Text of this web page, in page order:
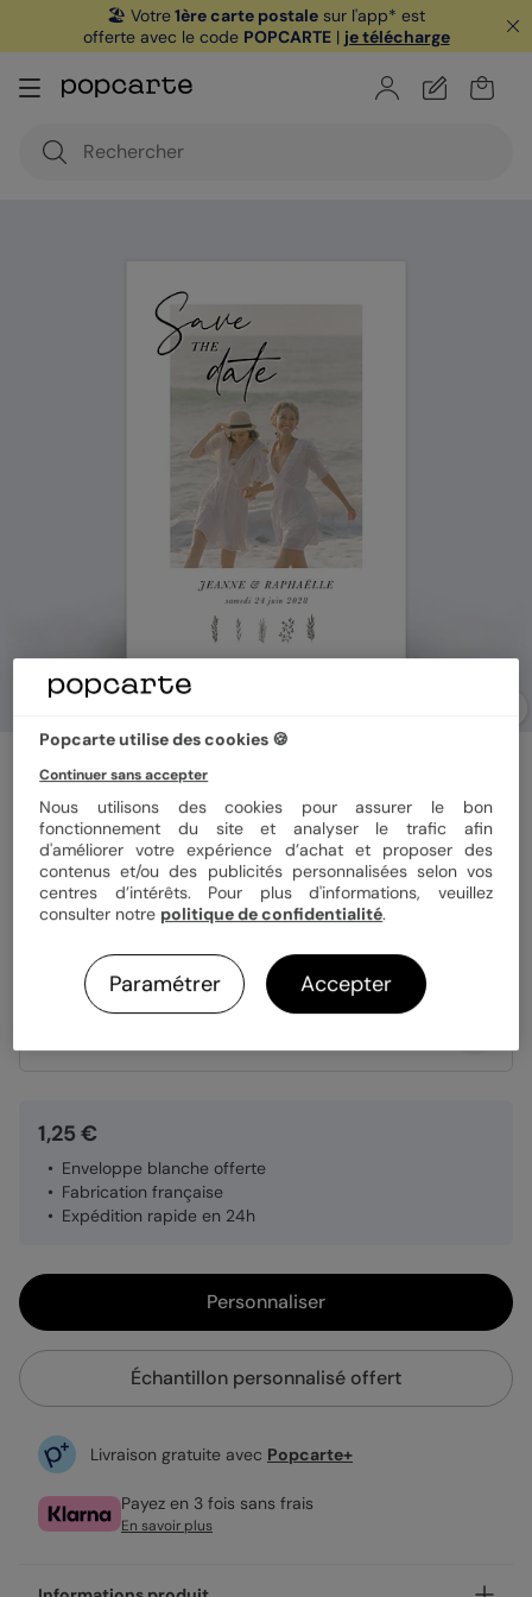
🏖️ Votre1ère carte postale sur l'app* est
offerte avec le code POPCARTE| je télécharge
Petit Herbier
Format 10x15 cm
Papier Papier Satiné
1,25 €
Enveloppe blanche offerte
Fabrication française
Expédition rapide en 24h
Personnaliser
Échantillon personnalisé offert
Livraison gratuite avec Popcarte+
Payez en 3 fois sans frais
En savoir plus
Popcarte utilise des cookies 🍪
Continuer sans accepter
Nous utilisons des cookies pour assurer le bon
fonctionnement du site et analyser le trafic afin
d'améliorer votre expérience d’achat et proposer des
contenus et/ou des publicités personnalisées selon vos
centres d’intérêts. Pour plus d'informations, veuillez
consulter notre politique de confidentialité.
Paramétrer Accepter